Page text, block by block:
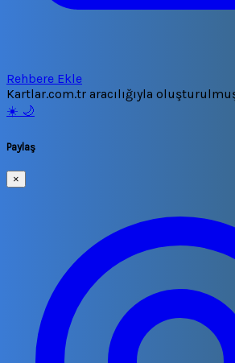
Rehbere Ekle
Kartlar.com.tr aracılığıyla
☀️ 🌙
Paylaş
×